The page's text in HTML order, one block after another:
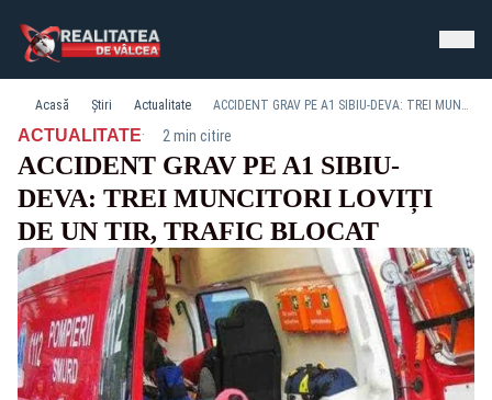
Acasă Știri Actualitate ACCIDENT GRAV PE A1 SIBIU-DEVA: TREI MUNCITORI LOVIȚI DE UN TIR, TRAFIC BLOCAT
ACTUALITATE· 2 min citire
ACCIDENT GRAV PE A1 SIBIU-
DEVA: TREI MUNCITORI LOVIȚI
DE UN TIR, TRAFIC BLOCAT